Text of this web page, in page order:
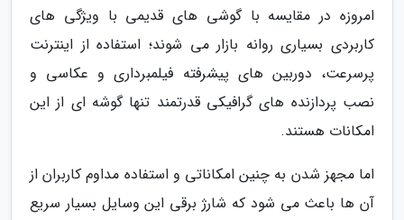
امروزه در مقایسه با گوشی های قدیمی با ویژگی های
کاربردی بسیاری روانه بازار می شوند؛ استفاده از اینترنت
پرسرعت، دوربین های پیشرفته فیلمبرداری و عکاسی و
نصب پردازنده های گرافیکی قدرتمند تنها گوشه ای از این
امکانات هستند.
اما مجهز شدن به چنین امکاناتی و استفاده مداوم کاربران از
آن ها باعث می شود که شارژ برقی این وسایل بسیار سریع